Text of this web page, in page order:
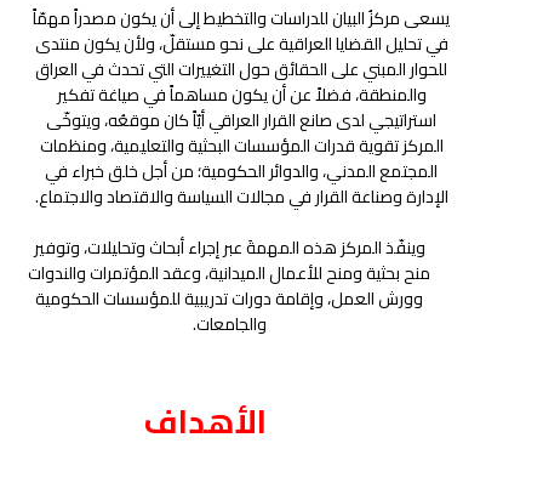
يسعى مركزُ البيان للدراسات والتخطيط إلى أن يكون مصدراً مهمّاً
في تحليل القضايا العراقية على نحو مستقلّ، ولأن يكون منتدى
للحوار المبني على الحقائق حول التغييرات التي تحدث في العراق
والمنطقة، فضلاً عن أن يكون مساهماً في صياغة تفكير
استراتيجي لدى صانع القرار العراقي أيّاً كان موقعُه، ويتوخّى
المركز تقوية قدرات المؤسسات البحثية والتعليمية، ومنظمات
المجتمع المدني، والدوائر الحكومية؛ من أجل خلق خبراء في
الإدارة وصناعة القرار في مجالات السياسة والاقتصاد والاجتماع.
وينفّذ المركز هذه المهمةَ عبر إجراء أبحاث وتحليلات، وتوفير
منح بحثية ومنح للأعمال الميدانية، وعقد المؤتمرات والندوات
وورش العمل، وإقامة دورات تدريبية للمؤسسات الحكومية
والجامعات.
الأهداف